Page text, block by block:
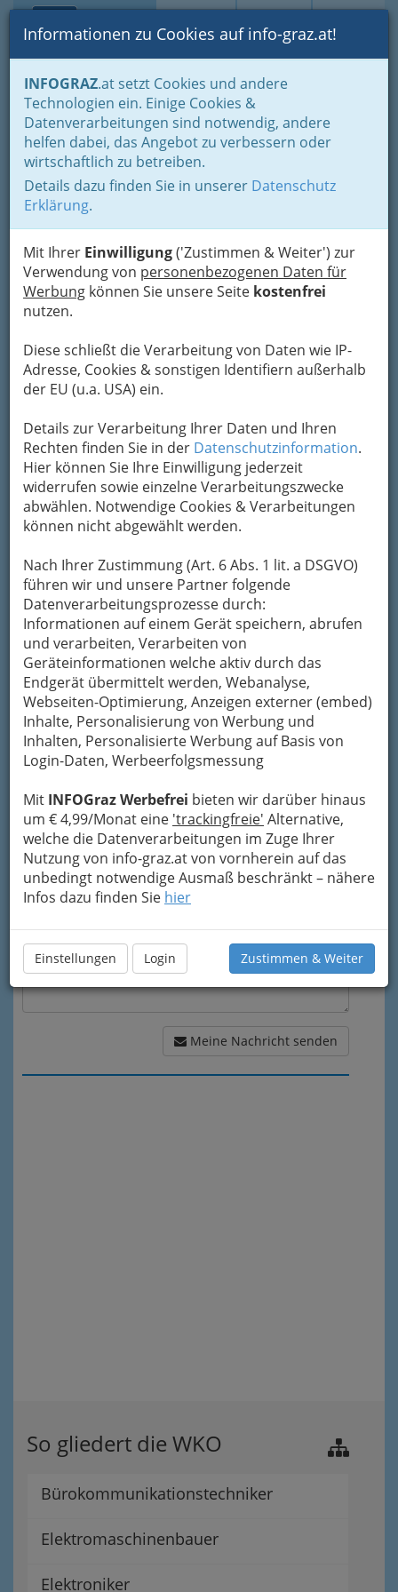
Suche Login Toggle
Informationen zu Cookies auf info-graz.at!
INFOGRAZ.at setzt Cookies und andere
Technologien ein. Einige Cookies &
Datenverarbeitungen sind notwendig, andere
helfen dabei, das Angebot zu verbessern oder
wirtschaftlich zu betreiben.
Details dazu finden Sie in unserer Datenschutz
Erklärung.
Mit Ihrer Einwilligung('Zustimmen & Weiter') zur
Verwendung von personenbezogenen Daten für
Werbung können Sie unsere Seite kostenfrei
nutzen.
Diese schließt die Verarbeitung von Daten wie IP-
Adresse, Cookies & sonstigen Identifiern außerhalb
der EU (u.a. USA) ein.
Details zur Verarbeitung Ihrer Daten und Ihren
Rechten finden Sie in der Datenschutzinformation.
Hier können Sie Ihre Einwilligung jederzeit
widerrufen sowie einzelne Verarbeitungszwecke
abwählen. Notwendige Cookies & Verarbeitungen
können nicht abgewählt werden.
Nach Ihrer Zustimmung (Art. 6 Abs. 1 lit. a DSGVO)
führen wir und unsere Partner folgende
Datenverarbeitungsprozesse durch:
Informationen auf einem Gerät speichern, abrufen
und verarbeiten, Verarbeiten von
Geräteinformationen welche aktiv durch das
Endgerät übermittelt werden, Webanalyse,
Webseiten-Optimierung, Anzeigen externer (embed)
Inhalte, Personalisierung von Werbung und
Inhalten, Personalisierte Werbung auf Basis von
Login-Daten, Werbeerfolgsmessung
Mit INFOGraz Werbefrei bieten wir darüber hinaus
um € 4,99/Monat eine 'trackingfreie' Alternative,
welche die Datenverarbeitungen im Zuge Ihrer
Nutzung von info-graz.at von vornherein auf das
unbedingt notwendige Ausmaß beschränkt – nähere
Infos dazu finden Sie hier
Einstellungen Login Zustimmen & Weiter
Home Branchen
Gewerbe, Handwerk, Banken
Gewerbe & Handwerk, Gliederung der WKO
Mechatroniker
Kälteanlagentechniker
Klötzl Vertriebs GmbH
Außenstelle Graz
Feldkirchner Straße 87, 8055 Graz
+43 316 296 8306
Karte
Adresse mit Google Maps anschauen
Kontaktaufnahme
Um die Info-Graz Firmenvor Spam-Mails zu
bewahren , verwenden wir an dieser Stelle zur
Übermittlung Ihrer Nachricht ein sicheres
Absenden umgehend per Mail an das
Unternehmen Klötzl Vertriebs GmbH
Außenstelle Graz weitergeleitet.
Mein Name
Meine Email Adresse
Mein Betreff
Meine Nachricht
Meine Nachricht senden
So gliedert die WKO
Bürokommunikationstechniker
Elektromaschinenbauer
Elektroniker